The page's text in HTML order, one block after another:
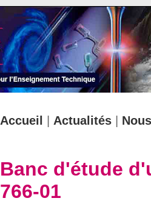
Accueil Actualités|
Banc d'étude
766-01